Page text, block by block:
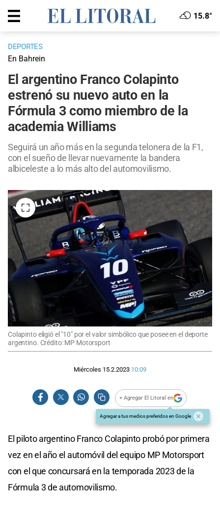
15.8°
DEPORTES
En Bahrein
El argentino Franco Colapinto
estrenó su nuevo auto en la
Fórmula 3 como miembro de la
academia Williams
Seguirá un año más en la segunda telonera de la F1,
con el sueño de llevar nuevamente la bandera
albiceleste a lo más alto del automovilismo.
Colapinto eligió el "10" por el valor simbólico que posee en el deporte
argentino. Crédito: MP Motorsport
Miércoles 15.2.2023 10:09
+ Agregar El Litoral en
Agregar a tus medios preferidos en Google
El piloto argentino Franco Colapinto probó por primera
vez en el año el automóvil del equipo MP Motorsport
con el que concursará en la temporada 2023 de la
Fórmula 3 de automovilismo.